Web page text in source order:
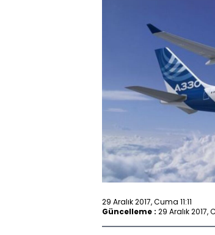
29 Aralık 2017, Cuma 11:11
Güncelleme : 29 Aralık 2017,